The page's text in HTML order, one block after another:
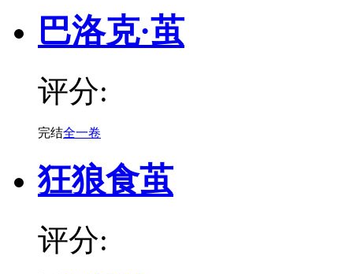
巴洛克·茧
评分:
完结全一卷
狂狼食茧
评分: